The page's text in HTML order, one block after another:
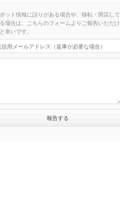
ット情報に誤りがある場合や、移転・閉店して
場合は、こちらのフォームよりご報告いただけ
幸いです。